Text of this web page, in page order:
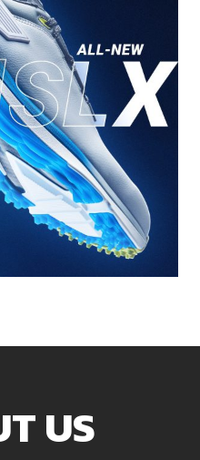
US